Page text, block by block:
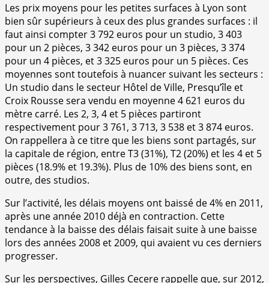
Les prix moyens pour les petites surfaces à Lyon sont
bien sûr supérieurs à ceux des plus grandes surfaces : il
faut ainsi compter 3 792 euros pour un studio, 3 403
pour un 2 pièces, 3 342 euros pour un 3 pièces, 3 374
pour un 4 pièces, et 3 325 euros pour un 5 pièces. Ces
moyennes sont toutefois à nuancer suivant les secteurs :
Un studio dans le secteur Hôtel de Ville, Presqu’île et
Croix Rousse sera vendu en moyenne 4 621 euros du
mètre carré. Les 2, 3, 4 et 5 pièces partiront
respectivement pour 3 761, 3 713, 3 538 et 3 874 euros.
On rappellera à ce titre que les biens sont partagés, sur
la capitale de région, entre T3 (31%), T2 (20%) et les 4 et 5
pièces (18.9% et 19.3%). Plus de 10% des biens sont, en
outre, des studios.
Sur l’activité, les délais moyens ont baissé de 4% en 2011,
après une année 2010 déjà en contraction. Cette
tendance à la baisse des délais faisait suite à une baisse
lors des années 2008 et 2009, qui avaient vu ces derniers
progresser.
Sur les perspectives, Gilles Cecere rappelle que, sur 2012,